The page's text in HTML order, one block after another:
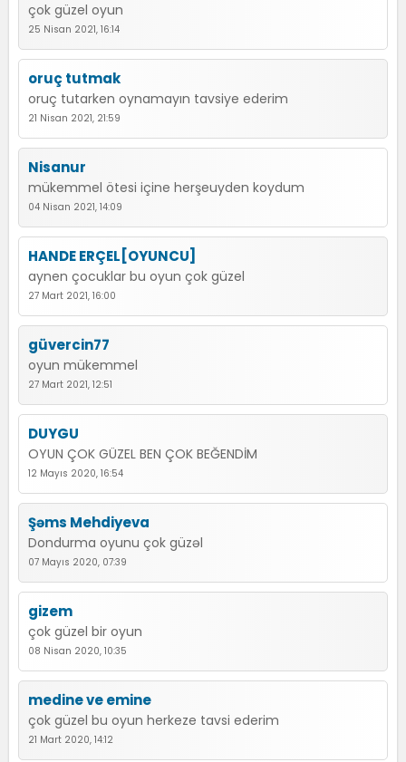
çok güzel oyun
25 Nisan 2021, 16:14
oruç tutmak
oruç tutarken oynamayın tavsiye ederim
21 Nisan 2021, 21:59
Nisanur
mükemmel ötesi içine herşeuyden koydum
04 Nisan 2021, 14:09
HANDE ERÇEL[OYUNCU]
aynen çocuklar bu oyun çok güzel
27 Mart 2021, 16:00
güvercin77
oyun mükemmel
27 Mart 2021, 12:51
DUYGU
OYUN ÇOK GÜZEL BEN ÇOK BEĞENDİM
12 Mayıs 2020, 16:54
Şəms Mehdiyeva
Dondurma oyunu çok güzəl
07 Mayıs 2020, 07:39
gizem
çok güzel bir oyun
08 Nisan 2020, 10:35
medine ve emine
çok güzel bu oyun herkeze tavsi ederim
21 Mart 2020, 14:12